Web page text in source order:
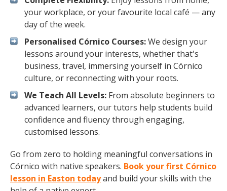
your workplace, or your favourite local café — any
day of the week.
Personalised Córnico Courses:We design your
lessons around your interests, whether that's
business, travel, immersing yourself in Córnico
culture, or reconnecting with your roots.
We Teach All Levels: From absolute beginners to
advanced learners, our tutors help students build
confidence and fluency through engaging,
customised lessons.
Go from zero to holding meaningful conversations in
Córnico with native speakers. Book your first Córnico
lesson in Easton todayand build your skills with the